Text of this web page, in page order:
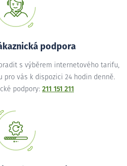
podpora
s výběrem internetového tarifu,
pro vás k dispozici 24 hodin denně.
podpory: 211 151 211